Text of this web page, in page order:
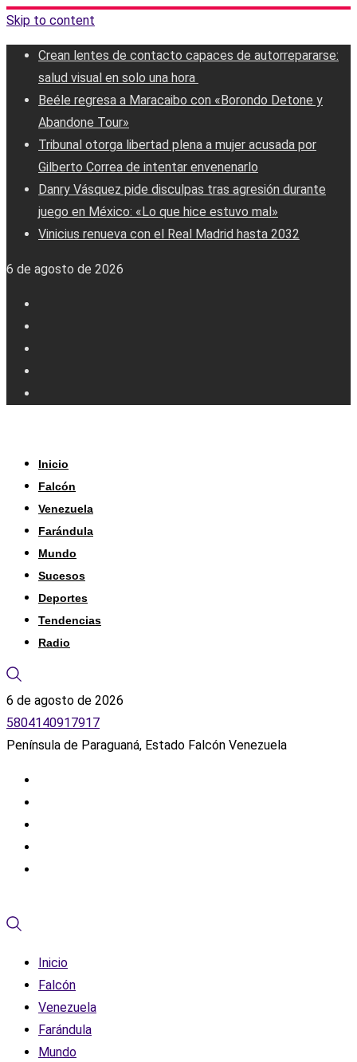
Skip to content
Crean lentes de contacto capaces de autorrepararse:
salud visual en solo una hora ‎
Beéle regresa a Maracaibo con «Borondo Detone y
Abandone Tour»
Tribunal otorga libertad plena a mujer acusada por
Gilberto Correa de intentar envenenarlo
Danry Vásquez pide disculpas tras agresión durante
juego en México: «Lo que hice estuvo mal»
Vinicius renueva con el Real Madrid hasta 2032
6 de agosto de 2026
Inicio
Falcón
Venezuela
Farándula
Mundo
Sucesos
Deportes
Tendencias
Radio
6 de agosto de 2026
5804140917917
Península de Paraguaná, Estado Falcón Venezuela
Inicio
Falcón
Venezuela
Farándula
Mundo